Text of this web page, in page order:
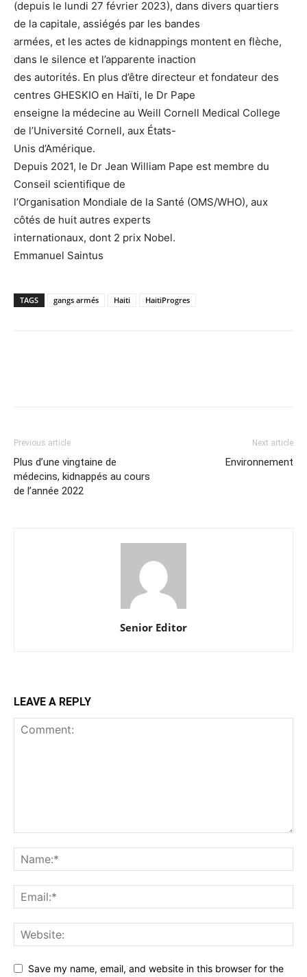
(depuis le lundi 27 février 2023), dans divers quartiers
de la capitale, assiégés par les bandes
armées, et les actes de kidnappings montent en flèche,
dans le silence et l’apparente inaction
des autorités. En plus d’être directeur et fondateur des
centres GHESKIO en Haïti, le Dr Pape
enseigne la médecine au Weill Cornell Medical College
de l’Université Cornell, aux États-
Unis d’Amérique.
Depuis 2021, le Dr Jean William Pape est membre du
Conseil scientifique de
l’Organisation Mondiale de la Santé (OMS/WHO), aux
côtés de huit autres experts
internationaux, dont 2 prix Nobel.
Emmanuel Saintus
TAGS gangs armés Haiti HaitiProgres
Previous article
Plus d’une vingtaine de
médecins, kidnappés au cours
de l’année 2022
Next article
Environnement
Senior Editor
LEAVE A REPLY
Save my name, email, and website in this browser for the